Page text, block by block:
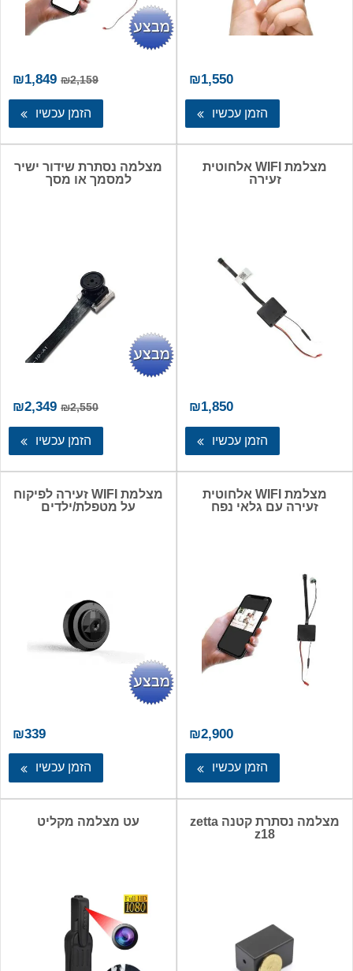
₪1,550
הזמן עכשיו
₪2,159
המחיר
המקורי
היה:
₪2,159.
₪1,849
הזמן עכשיו
מצלמת WIFI אלחוטית
זעירה
₪1,850
הזמן עכשיו
מצלמה נסתרת שידור ישיר
למסמך או מסך
₪2,550
המחיר
המקורי
היה:
₪2,550.
₪2,349
הזמן עכשיו
מצלמת WIFI אלחוטית
זעירה עם גלאי נפח
₪2,900
הזמן עכשיו
מצלמת WIFI זעירה לפיקוח
על מטפלת/ילדים
₪339
הזמן עכשיו
מצלמה נסתרת קטנה zetta
z18
עט מצלמה מקליט